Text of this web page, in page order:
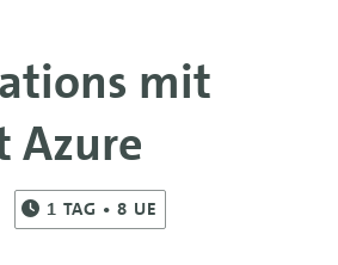
mit
Azure
1 TAG • 8 UE